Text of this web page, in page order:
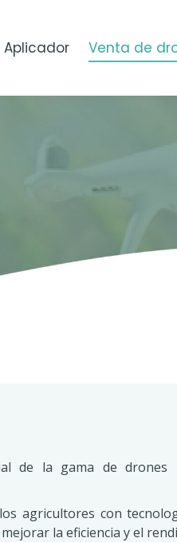
Aplicador Venta de
de la gama de drones
agricultores con
la eficiencia y el